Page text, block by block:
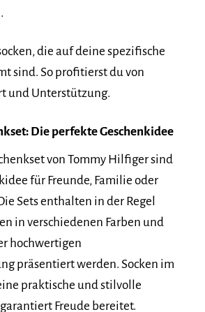
die auf deine spezifische
sind. So profitierst du von
und Unterstützung.
Die perfekte Geschenkidee
von Tommy Hilfiger sind
für Freunde, Familie oder
Sets enthalten in der Regel
in verschiedenen Farben und
hochwertigen
präsentiert werden. Socken im
praktische und stilvolle
Freude bereitet.